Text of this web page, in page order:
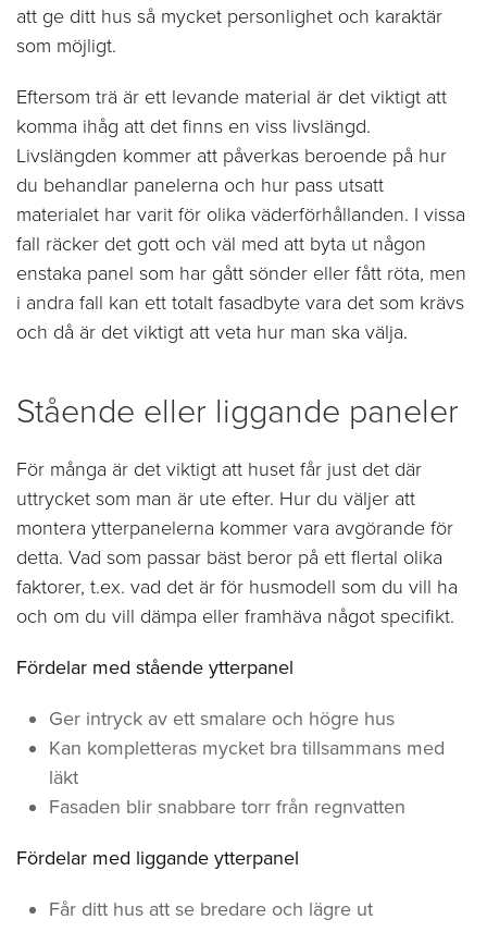
att ge ditt hus så mycket personlighet och karaktär
som möjligt.
Eftersom trä är ett levande material är det viktigt att
komma ihåg att det finns en viss livslängd.
Livslängden kommer att påverkas beroende på hur
du behandlar panelerna och hur pass utsatt
materialet har varit för olika väderförhållanden. I vissa
fall räcker det gott och väl med att byta ut någon
enstaka panel som har gått sönder eller fått röta, men
i andra fall kan ett totalt fasadbyte vara det som krävs
och då är det viktigt att veta hur man ska välja.
Stående eller liggande paneler
För många är det viktigt att huset får just det där
uttrycket som man är ute efter. Hur du väljer att
montera ytterpanelerna kommer vara avgörande för
detta. Vad som passar bäst beror på ett flertal olika
faktorer, t.ex. vad det är för husmodell som du vill ha
och om du vill dämpa eller framhäva något specifikt.
Fördelar med stående ytterpanel
Ger intryck av ett smalare och högre hus
Kan kompletteras mycket bra tillsammans med
läkt
Fasaden blir snabbare torr från regnvatten
Fördelar med liggande ytterpanel
Får ditt hus att se bredare och lägre ut